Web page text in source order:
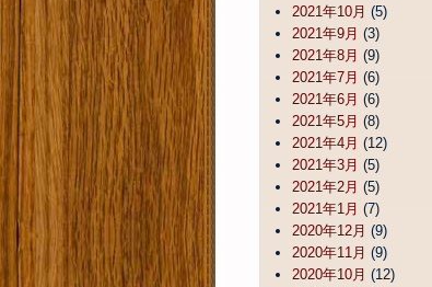
2021年10月 (5)
2021年9月 (3)
2021年8月 (9)
2021年7月 (6)
2021年6月 (6)
2021年5月 (8)
2021年4月 (12)
2021年3月 (5)
2021年2月 (5)
2021年1月 (7)
2020年12月 (9)
2020年11月 (9)
2020年10月 (12)